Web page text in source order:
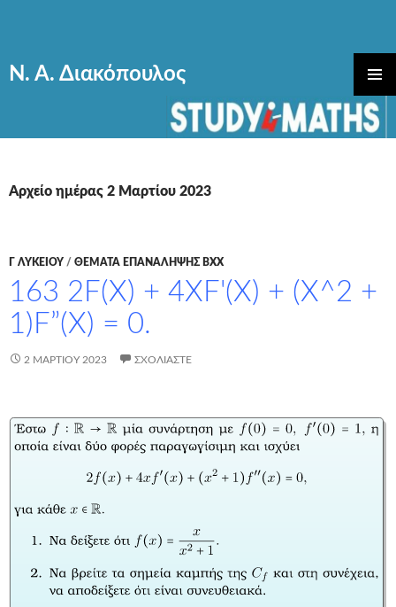
Ν. Α. Διακόπουλος
ΚΎΡΙΟ
ΜΕΝΟΎ
Αρχείο ημέρας 2 Μαρτίου 2023
Γ ΛΥΚΕΊΟΥ / ΘΕΜΑΤΑ ΕΠΑΝΑΛΗΨΗΣ ΒΧΧ
163 2F(X) + 4XF'(X) + (X^2 +
1)F”(X) = 0.
2 ΜΑΡΤΊΟΥ 2023 ΣΧΟΛΙΆΣΤΕ